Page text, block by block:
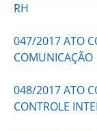
RH
047/2017 ATO
COMUNICAÇÃO
048/2017 ATO
CONTROLE